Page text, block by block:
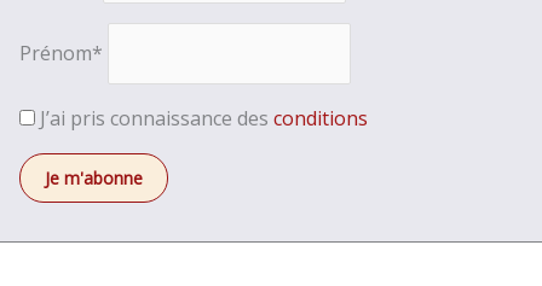
Prénom*
J’ai pris connaissance des conditions